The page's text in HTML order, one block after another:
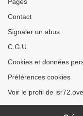
Contact
Signaler un abus
C.G.U.
Cookies et données
Préférences cookies
Voir le profil de